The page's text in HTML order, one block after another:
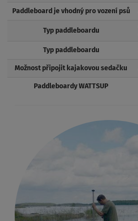
Paddleboard je vhodný pro vození psů
Typ paddleboardu
Typ paddleboardu
Možnost připojit kajakovou sedačku
Paddleboardy WATTSUP